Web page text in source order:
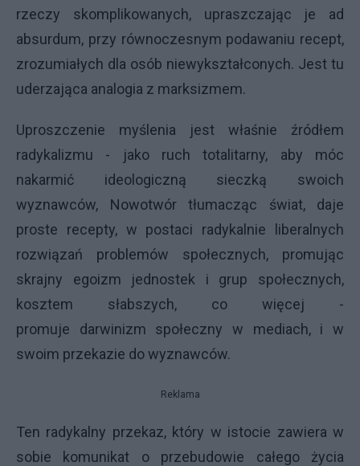
rzeczy skomplikowanych, upraszczając je ad
absurdum, przy równoczesnym podawaniu recept,
zrozumiałych dla osób niewykształconych. Jest tu
uderzająca analogia z marksizmem.
Uproszczenie myślenia jest właśnie źródłem
radykalizmu - jako ruch totalitarny, aby móc
nakarmić ideologiczną sieczką swoich
wyznawców, Nowotwór tłumacząc świat, daje
proste recepty, w postaci radykalnie liberalnych
rozwiązań problemów społecznych, promując
skrajny egoizm jednostek i grup społecznych,
kosztem słabszych, co więcej -
promuje darwinizm społeczny w mediach, i w
swoim przekazie do wyznawców.
Reklama
Ten radykalny przekaz, który w istocie zawiera w
sobie komunikat o przebudowie całego życia